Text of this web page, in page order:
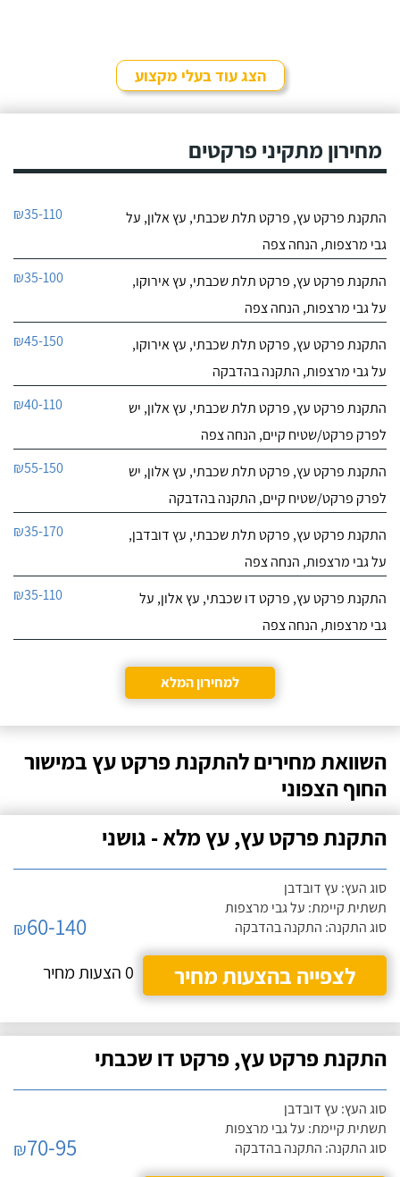
הצג עוד בעלי מקצוע
מחירון מתקיני פרקטים
התקנת פרקט עץ, פרקט תלת שכבתי, עץ אלון, על
גבי מרצפות, הנחה צפה
₪35-110
התקנת פרקט עץ, פרקט תלת שכבתי, עץ אירוקו,
על גבי מרצפות, הנחה צפה
₪35-100
התקנת פרקט עץ, פרקט תלת שכבתי, עץ אירוקו,
על גבי מרצפות, התקנה בהדבקה
₪45-150
התקנת פרקט עץ, פרקט תלת שכבתי, עץ אלון, יש
לפרק פרקט/שטיח קיים, הנחה צפה
₪40-110
התקנת פרקט עץ, פרקט תלת שכבתי, עץ אלון, יש
לפרק פרקט/שטיח קיים, התקנה בהדבקה
₪55-150
התקנת פרקט עץ, פרקט תלת שכבתי, עץ דובדבן,
על גבי מרצפות, הנחה צפה
₪35-170
התקנת פרקט עץ, פרקט דו שכבתי, עץ אלון, על
גבי מרצפות, הנחה צפה
₪35-110
למחירון המלא
השוואת מחירים להתקנת פרקט עץ במישור
החוף הצפוני
התקנת פרקט עץ, עץ מלא - גושני
סוג העץ: עץ דובדבן
תשתית קיימת: על גבי מרצפות
סוג התקנה: התקנה בהדבקה
₪60-140
לצפייה בהצעות מחיר
0 הצעות מחיר
התקנת פרקט עץ, פרקט דו שכבתי
סוג העץ: עץ דובדבן
תשתית קיימת: על גבי מרצפות
סוג התקנה: התקנה בהדבקה
₪70-95